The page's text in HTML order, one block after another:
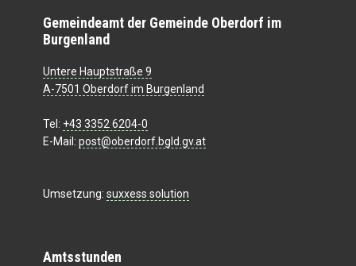
Gemeindeamt der Gemeinde Oberdorf im
Burgenland
Untere Hauptstraße 9
A-7501 Oberdorf im Burgenland
Tel: +43 3352 6204-0
E-Mail: post@oberdorf.bgld.gv.at
Umsetzung: suxxess solution
Amtsstunden